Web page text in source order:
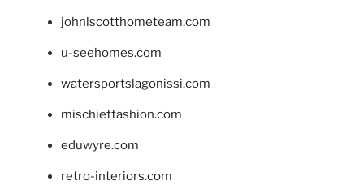
johnlscotthometeam.com
u-seehomes.com
watersportslagonissi.com
mischieffashion.com
eduwyre.com
retro-interiors.com